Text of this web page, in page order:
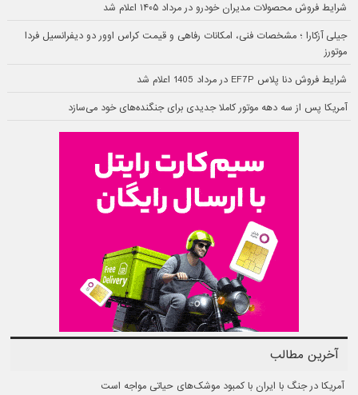
شرایط فروش محصولات مدیران خودرو در مرداد ۱۴۰۵ اعلام شد
جیلی آزکارا ؛ مشخصات فنی، امکانات رفاهی و قیمت کراس اوور دو دیفرانسیل فردا
موتورز
شرایط فروش دنا پلاس EF7P در مرداد 1405 اعلام شد
آمریکا پس از سه دهه موتور کاملا جدیدی برای جنگنده‌های خود می‌سازد
آخرین مطالب
آمریکا در جنگ با ایران با کمبود موشک‌های حیاتی مواجه است